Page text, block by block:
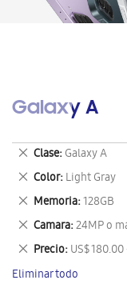
Galaxy A
Clase Galaxy A
Eliminar
este
artículo
Color Light Gray
Eliminar
este
artículo
Memoria 128GB
Eliminar
este
artículo
Camara 24MP o
Eliminar
este
artículo
Precio US$
Eliminar
este
artículo
Eliminar todo